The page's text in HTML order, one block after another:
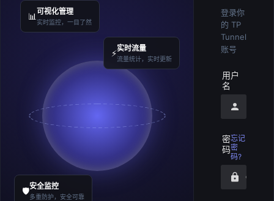
📊 可视化管理
实时监控，一目了然
⚡实时流量
流量统计，实时更新
🛡️安全监控
多重防护，安全可靠
登录你
的 TP
Tunnel
账号
用户
名
密
码
忘记
密
码?
请输入